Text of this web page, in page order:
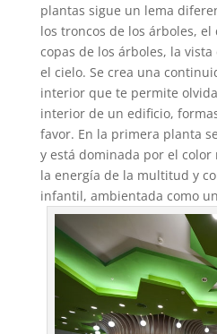
plantas sigue un lema
los troncos de los árboles,
copas de los árboles, la
el cielo. Se crea una
interior que te permite
interior de un edificio,
favor. En la primera planta
y está dominada por el
la energía de la multitud y
infantil, ambientada como